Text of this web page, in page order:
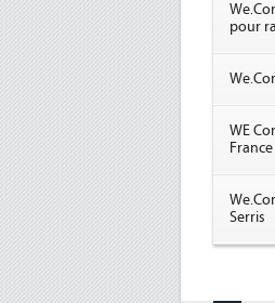
pour
WE
France
Serris